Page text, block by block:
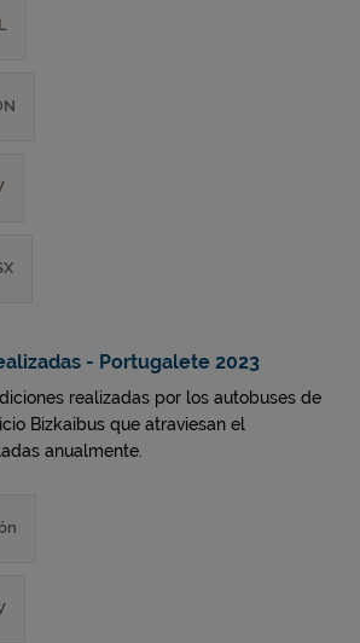
- Portugalete 2023
realizadas por los autobuses de
Bizkaibus que atraviesan el
anualmente.